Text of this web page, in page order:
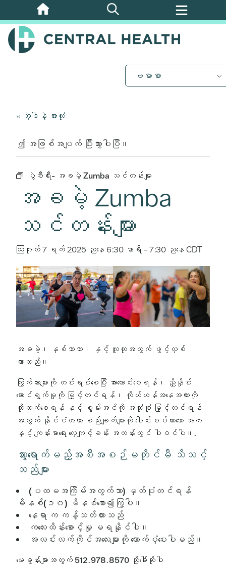
အဓိက
အကြောင်းအရာ
သို့
ဗမာစာ
« အဲ့ဒါနဲ့ အားလုံး
ဤ အဖြစ်အပျက် ပြီးသွားပါပြီ။
ပွဲစီးရီး- အခမဲ့ Zumba သင်တန်းများ
အခမဲ့ Zumba
သင်တန်းများ
ဩဂုတ် 7 ရက် 2025 ညနေ 6:30 နာရီ - 7:30 ညနေ CDT
အခမဲ့၊ နှစ်ဘာသာ၊ နှင့် လူထုအတွက် ဖွင့်လှစ်
ထားသည်။
ကြွက်သားများကို တင်းရင်းစေပြီး အားကောင်းစေရန်၊ ညှိနှိုင်း
ဆောင်ရွက်မှုကို မြှင့်တင်ရန်၊ ကိုယ်ဟန်အနေအထားကို
တိုးတက်စေရန် နှင့် စွမ်းအင်ကို အလုံးစုံ မြှင့်တင်ရန်
အတွက် နိုင်ငံတကာ စည်းချက်များကို ပေါင်းစပ်ထားသော အက
နှင့် ကျန်းမာရေး လေ့ကျင့်ခန်း အတန်းတွင် ပါဝင်ပါ။.
သွားရောက်မည့်အစီအစဉ်မတိုင်မီ သိသင့်
သည်များ
(ပထမအကြိမ်အတွက်သာ) မှတ်ပုံတင်ရန်
မိနစ်(၁၀) မိနစ်စော၍ကြွပါ။
နေရာ က ကန့်သတ်ထားသည်
ကလေးထိန်းစောင့်မှု မရနိုင်ပါ။
အလင်းလက်ကိုင်အလေးများကို ထောက်ပံ့ပေးပါမည်။
မေးခွန်းများအတွက် 512.978.8570 သို့ခေါ်ဆိုပါ